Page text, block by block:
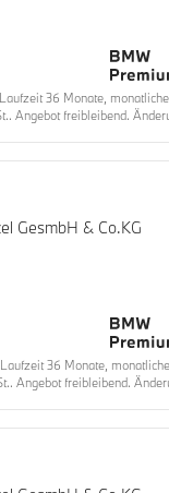
36 Monate,
freibleibend.
GesmbH & Co.KG
36 Monate,
Angebot freibleibend.